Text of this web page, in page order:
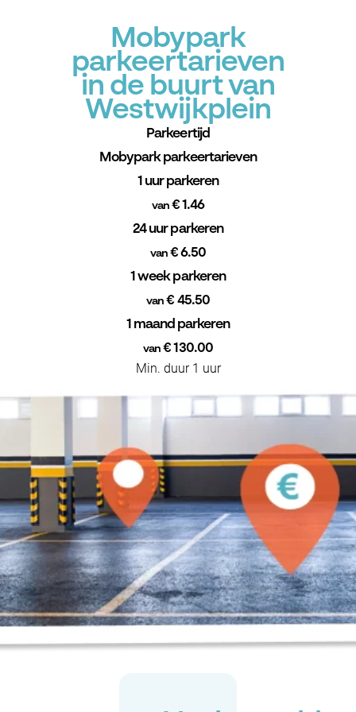
Mobypark
parkeertarieven
in de buurt van
Westwijkplein
Parkeertijd
Mobypark parkeertarieven
1 uur parkeren
van€ 1.46
24 uur parkeren
van€ 6.50
1 week parkeren
van € 45.50
1 maand parkeren
van € 130.00
Min. duur 1 uur